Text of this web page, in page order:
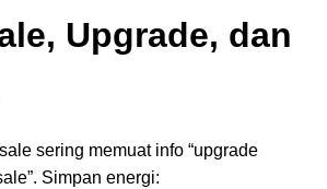
Upgrade, dan
sering memuat info “upgrade
Simpan energi: